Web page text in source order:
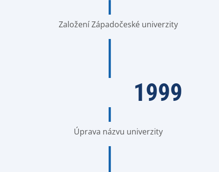
Založení Západočeské univerzity
1999
Úprava názvu univerzity